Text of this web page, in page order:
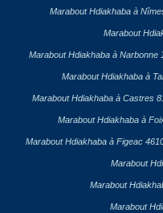
Marabout Hdiakhaba à
Marabout
Marabout Hdiakhaba à Narbonne
Marabout Hdiakhaba à
Marabout Hdiakhaba à Castres
Marabout Hdiakhaba à
Marabout Hdiakhaba à Figeac
Marabout
Marabout
Marabout